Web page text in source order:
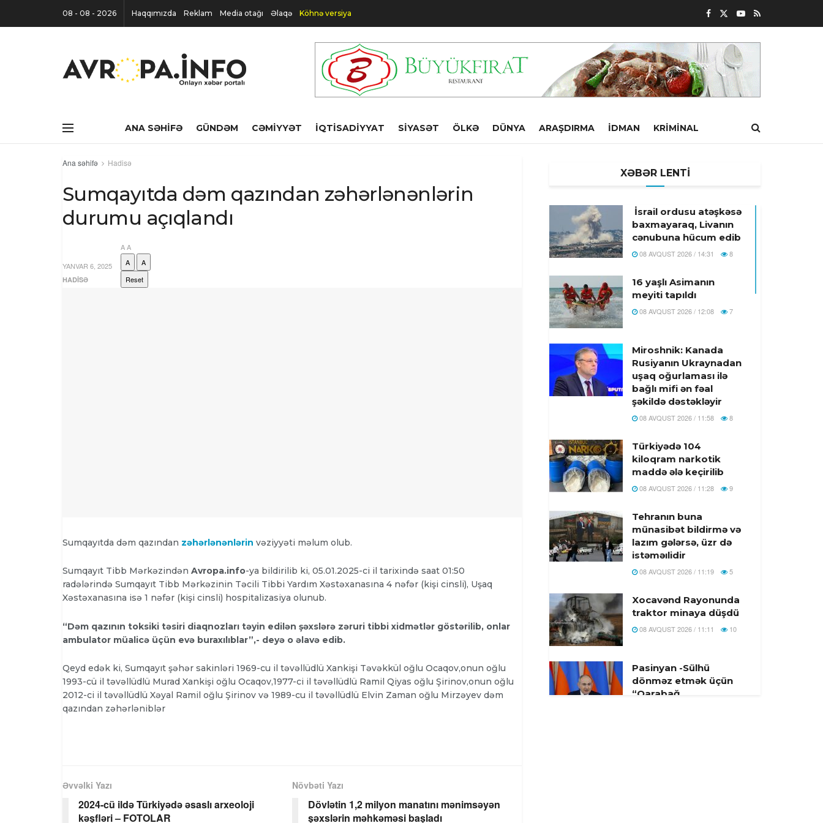
08 - 08 - 2026 Haqqımızda Reklam Media otağı Əlaqə Köhnə versiya
ANA SƏHIFƏ GÜNDƏM CƏMIYYƏT İQTISADIYYAT SIYASƏT ÖLKƏ DÜNYA ARAŞDIRMA İDMAN KRIMINAL
Ana səhifə Hadisə
Sumqayıtda dəm qazından zəhərlənənlərin
durumu açıqlandı
YANVAR 6, 2025
HADISƏ
AA
A
A
Reset
Sumqayıtda dəm qazından zəhərlənənlərin vəziyyəti məlum olub.
Sumqayıt Tibb Mərkəzindən Avropa.info-ya bildirilib ki, 05.01.2025-ci il tarixində saat 01:50
radələrində Sumqayıt Tibb Mərkəzinin Təcili Tibbi Yardım Xəstəxanasına 4 nəfər (kişi cinsli), Uşaq
Xəstəxanasına isə 1 nəfər (kişi cinsli) hospitalizasiya olunub.
“Dəm qazının toksiki təsiri diaqnozları təyin edilən şəxslərə zəruri tibbi xidmətlər göstərilib, onlar
ambulator müalicə üçün evə buraxılıblar”,- deyə o əlavə edib.
Qeyd edək ki, Sumqayıt şəhər sakinləri 1969-cu il təvəllüdlü Xankişi Təvəkkül oğlu Ocaqov,onun oğlu
1993-cü il təvəllüdlü Murad Xankişi oğlu Ocaqov,1977-ci il təvəllüdlü Ramil Qiyas oğlu Şirinov,onun oğlu
2012-ci il təvəllüdlü Xəyal Ramil oğlu Şirinov və 1989-cu il təvəllüdlü Elvin Zaman oğlu Mirzəyev dəm
qazından zəhərləniblər
Əvvəlki Yazı
2024-cü ildə Türkiyədə əsaslı arxeoloji
kəşfləri – FOTOLAR
Növbəti Yazı
Dövlətin 1,2 milyon manatını mənimsəyən
şəxslərin məhkəməsi başladı
XƏBƏR LENTİ
İsrail ordusu atəşkəsə
baxmayaraq, Livanın
cənubuna hücum edib
08 AVQUST 2026 / 14:31 8
16 yaşlı Asimanın
meyiti tapıldı
08 AVQUST 2026 / 12:08 7
Miroshnik: Kanada
Rusiyanın Ukraynadan
uşaq oğurlaması ilə
bağlı mifi ən fəal
şəkildə dəstəkləyir
08 AVQUST 2026 / 11:58 8
Türkiyədə 104
kiloqram narkotik
maddə ələ keçirilib
08 AVQUST 2026 / 11:28 9
Tehranın buna
münasibət bildirmə və
lazım gələrsə, üzr də
istəməılidir
08 AVQUST 2026 / 11:19 5
Xocavənd Rayonunda
traktor minaya düşdü
08 AVQUST 2026 / 11:11 10
Pasinyan -Sülhü
dönməz etmək üçün
“Qarabağ